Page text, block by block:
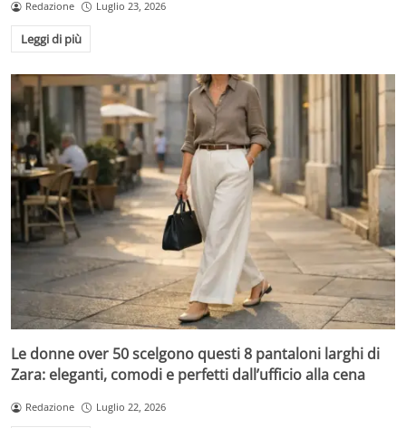
Redazione Luglio 23, 2026
Leggi di più
Le donne over 50 scelgono questi 8 pantaloni larghi di
Zara: eleganti, comodi e perfetti dall’ufficio alla cena
Redazione Luglio 22, 2026